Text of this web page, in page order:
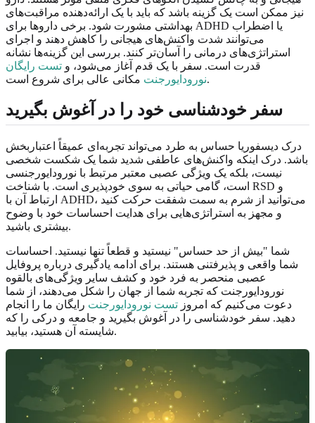
نیز ممکن است یک گزینه باشد که باید با یک ارائه‌دهنده مراقبت‌های
بهداشتی مشورت شود. برخی داروها برای ADHD یا اضطراب
می‌توانند شدت واکنش‌های هیجانی را کاهش دهند و اجرای
استراتژی‌های درمانی را آسان‌تر کنند. بررسی این گزینه‌ها نشانه
قدرت است. سفر با یک قدم آغاز می‌شود، و تست رایگان
نورودایورجنتمکانی عالی برای شروع است.
سفر خودشناسی خود را در آغوش بگیرید
درک دیسفوریا حساس به طرد می‌تواند تجربه‌ای عمیقاً اعتباربخش
باشد. درک اینکه واکنش‌های عاطفی شدید شما یک شکست شخصی
نیست، بلکه یک ویژگی عصبی معتبر مرتبط با نورودایورجنسی
است، گامی حیاتی به سوی خودپذیری است. با شناخت RSD و
ارتباط آن با ADHD، می‌توانید از شرم به سمت شفقت حرکت کنید
و مجهز به استراتژی‌هایی برای هدایت احساسات خود با وضوح
بیشتری باشید.
شما "بیش از حد حساس" نیستید و قطعاً تنها نیستید. احساسات
شما واقعی و پذیرفتنی هستند. برای ادامه یادگیری درباره پروفایل
عصبی منحصر به فرد خود و کشف سایر ویژگی‌های بالقوه
نورودایورجنت که تجربه شما از جهان را شکل می‌دهند، از شما
دعوت می‌کنیم که امروز تست نورودایورجنت رایگان ما را انجام
دهید. سفر خودشناسی را در آغوش بگیرید و جامعه و درکی را که
شایسته آن هستید، بیابید.